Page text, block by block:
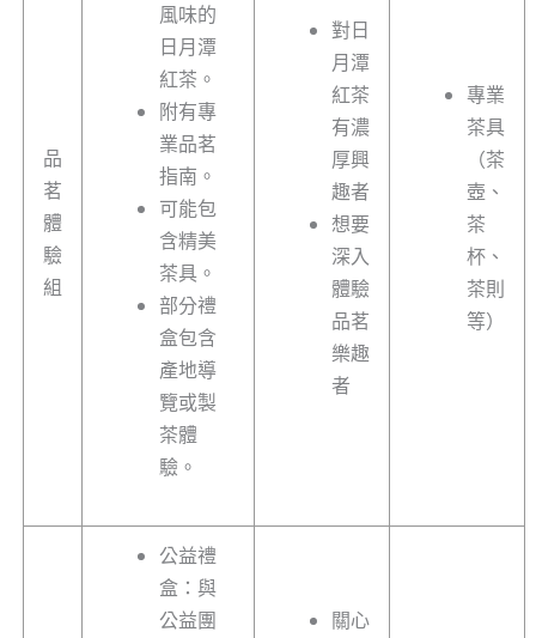
品
茗
體
驗
組
風味的
日月潭
紅茶。
附有專
業品茗
指南。
可能包
含精美
茶具。
部分禮
盒包含
產地導
覽或製
茶體
驗。
對日
月潭
紅茶
有濃
厚興
趣者
想要
深入
體驗
品茗
樂趣
者
專業
茶具
（茶
壺、
茶
杯、
茶則
等）
公益禮
盒：與
公益團
關心